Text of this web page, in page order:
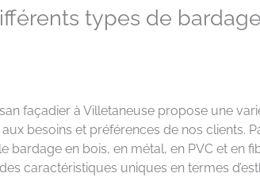
types de
façadier à Villetaneuse propose une
besoins et préférences de nos clients.
bardage en bois, en métal, en PVC et en
caractéristiques uniques en termes